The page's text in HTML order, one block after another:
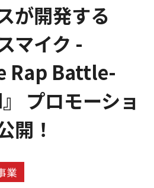
が開発する
マイク -
Rap Battle-
プロモーショ
開！
業